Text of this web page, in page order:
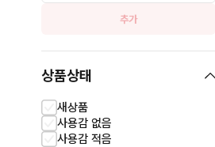
추가
상품상태
새상품
사용감 없음
사용감 적음